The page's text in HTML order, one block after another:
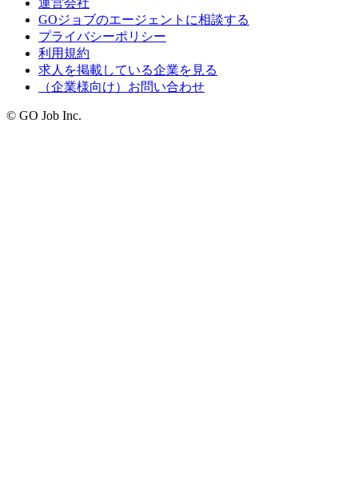
GOジョブのエージェントに相談する
プライバシーポリシー
利用規約
求人を掲載している企業を見る
（企業様向け）お問い合わせ
© GO Job Inc.